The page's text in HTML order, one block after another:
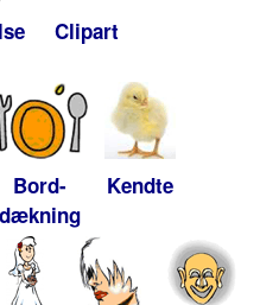
Clipart
Bord-
dækning
Kendte